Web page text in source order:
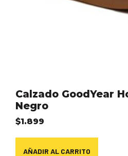
Calzado GoodYear
Negro
$1.899
AÑADIR AL CARRITO